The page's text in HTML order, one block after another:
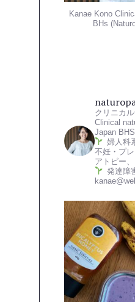
Kanae Kono
BHs
クリニカ
Clinical
Japan
婦人科
不妊・プ
アトピー
発達障